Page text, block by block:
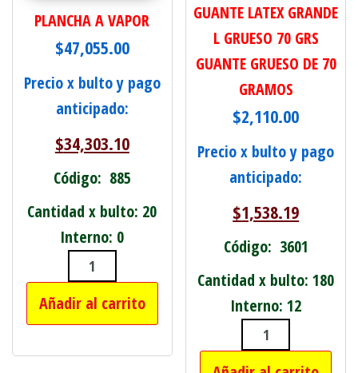
PLANCHA A VAPOR
$47,055.00
Precio x bulto y pago
anticipado:
$34,303.10
Código: 885
Cantidad x bulto: 20
Interno: 0
PLANCHA A VAPOR cantidad
Añadir al carrito
GUANTE LATEX GRANDE
L GRUESO 70 GRS
GUANTE GRUESO DE 70
GRAMOS
$2,110.00
Precio x bulto y pago
anticipado:
$1,538.19
Código: 3601
Cantidad x bulto: 180
Interno: 12
GUANTE